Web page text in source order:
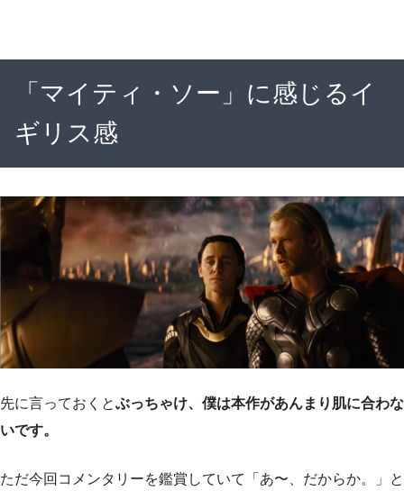
「マイティ・ソー」に感じるイ
ギリス感
先に言っておくとぶっちゃけ、僕は本作があんまり肌に合わな
いです。
ただ今回コメンタリーを鑑賞していて「あ〜、だからか。」と